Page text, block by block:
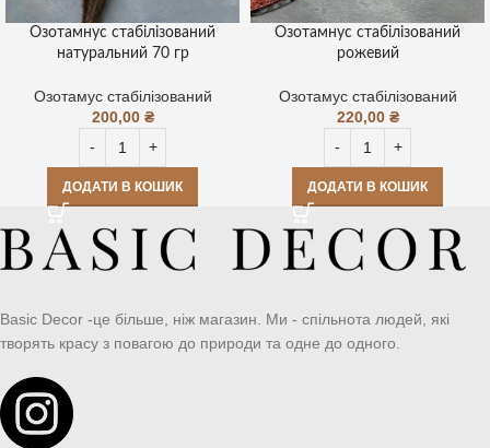
Озотамнус стабілізований
натуральний 70 гр
Озотамус стабілізований
200,00 ₴
ДОДАТИ В КОШИК
Озотамнус стабілізований
рожевий
Озотамус стабілізований
220,00 ₴
ДОДАТИ В КОШИК
Basic Decor -це більше, ніж магазин. Ми - спільнота людей, які
творять красу з повагою до природи та одне до одного.